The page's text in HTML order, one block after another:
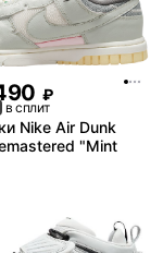
₽
в сплит
Nike Air Dunk
"Mint